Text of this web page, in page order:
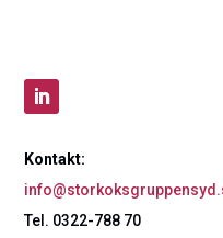
Kontakt:
Tel. 0322-788 70